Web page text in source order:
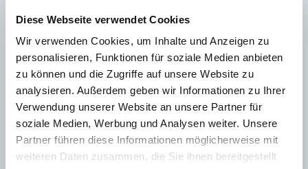
Diese Webseite verwendet Cookies
Wir verwenden Cookies, um Inhalte und Anzeigen zu
personalisieren, Funktionen für soziale Medien anbieten
zu können und die Zugriffe auf unsere Website zu
analysieren. Außerdem geben wir Informationen zu Ihrer
Verwendung unserer Website an unsere Partner für
soziale Medien, Werbung und Analysen weiter. Unsere
Partner führen diese Informationen möglicherweise mit
weiteren Daten zusammen, die Sie ihnen bereitgestellt
Binalarda Enerji Kimliği Nedir? Neden gereklidir?
Neden Isı Yalıtımı?
Isı Yalıtımının İklime Olumlu Etkisi
Pasif Ev Nedir? Neden önemlidir?
E- Bülten Arşiv